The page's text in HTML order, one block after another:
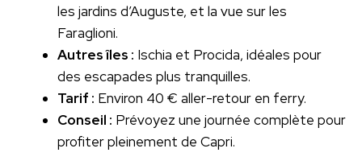
les jardins d’Auguste, et la vue sur les
Faraglioni.
Autres îles : Ischia et Procida, idéales pour
des escapades plus tranquilles.
Tarif : Environ 40 € aller-retour en ferry.
Conseil : Prévoyez une journée complète pour
profiter pleinement de Capri.